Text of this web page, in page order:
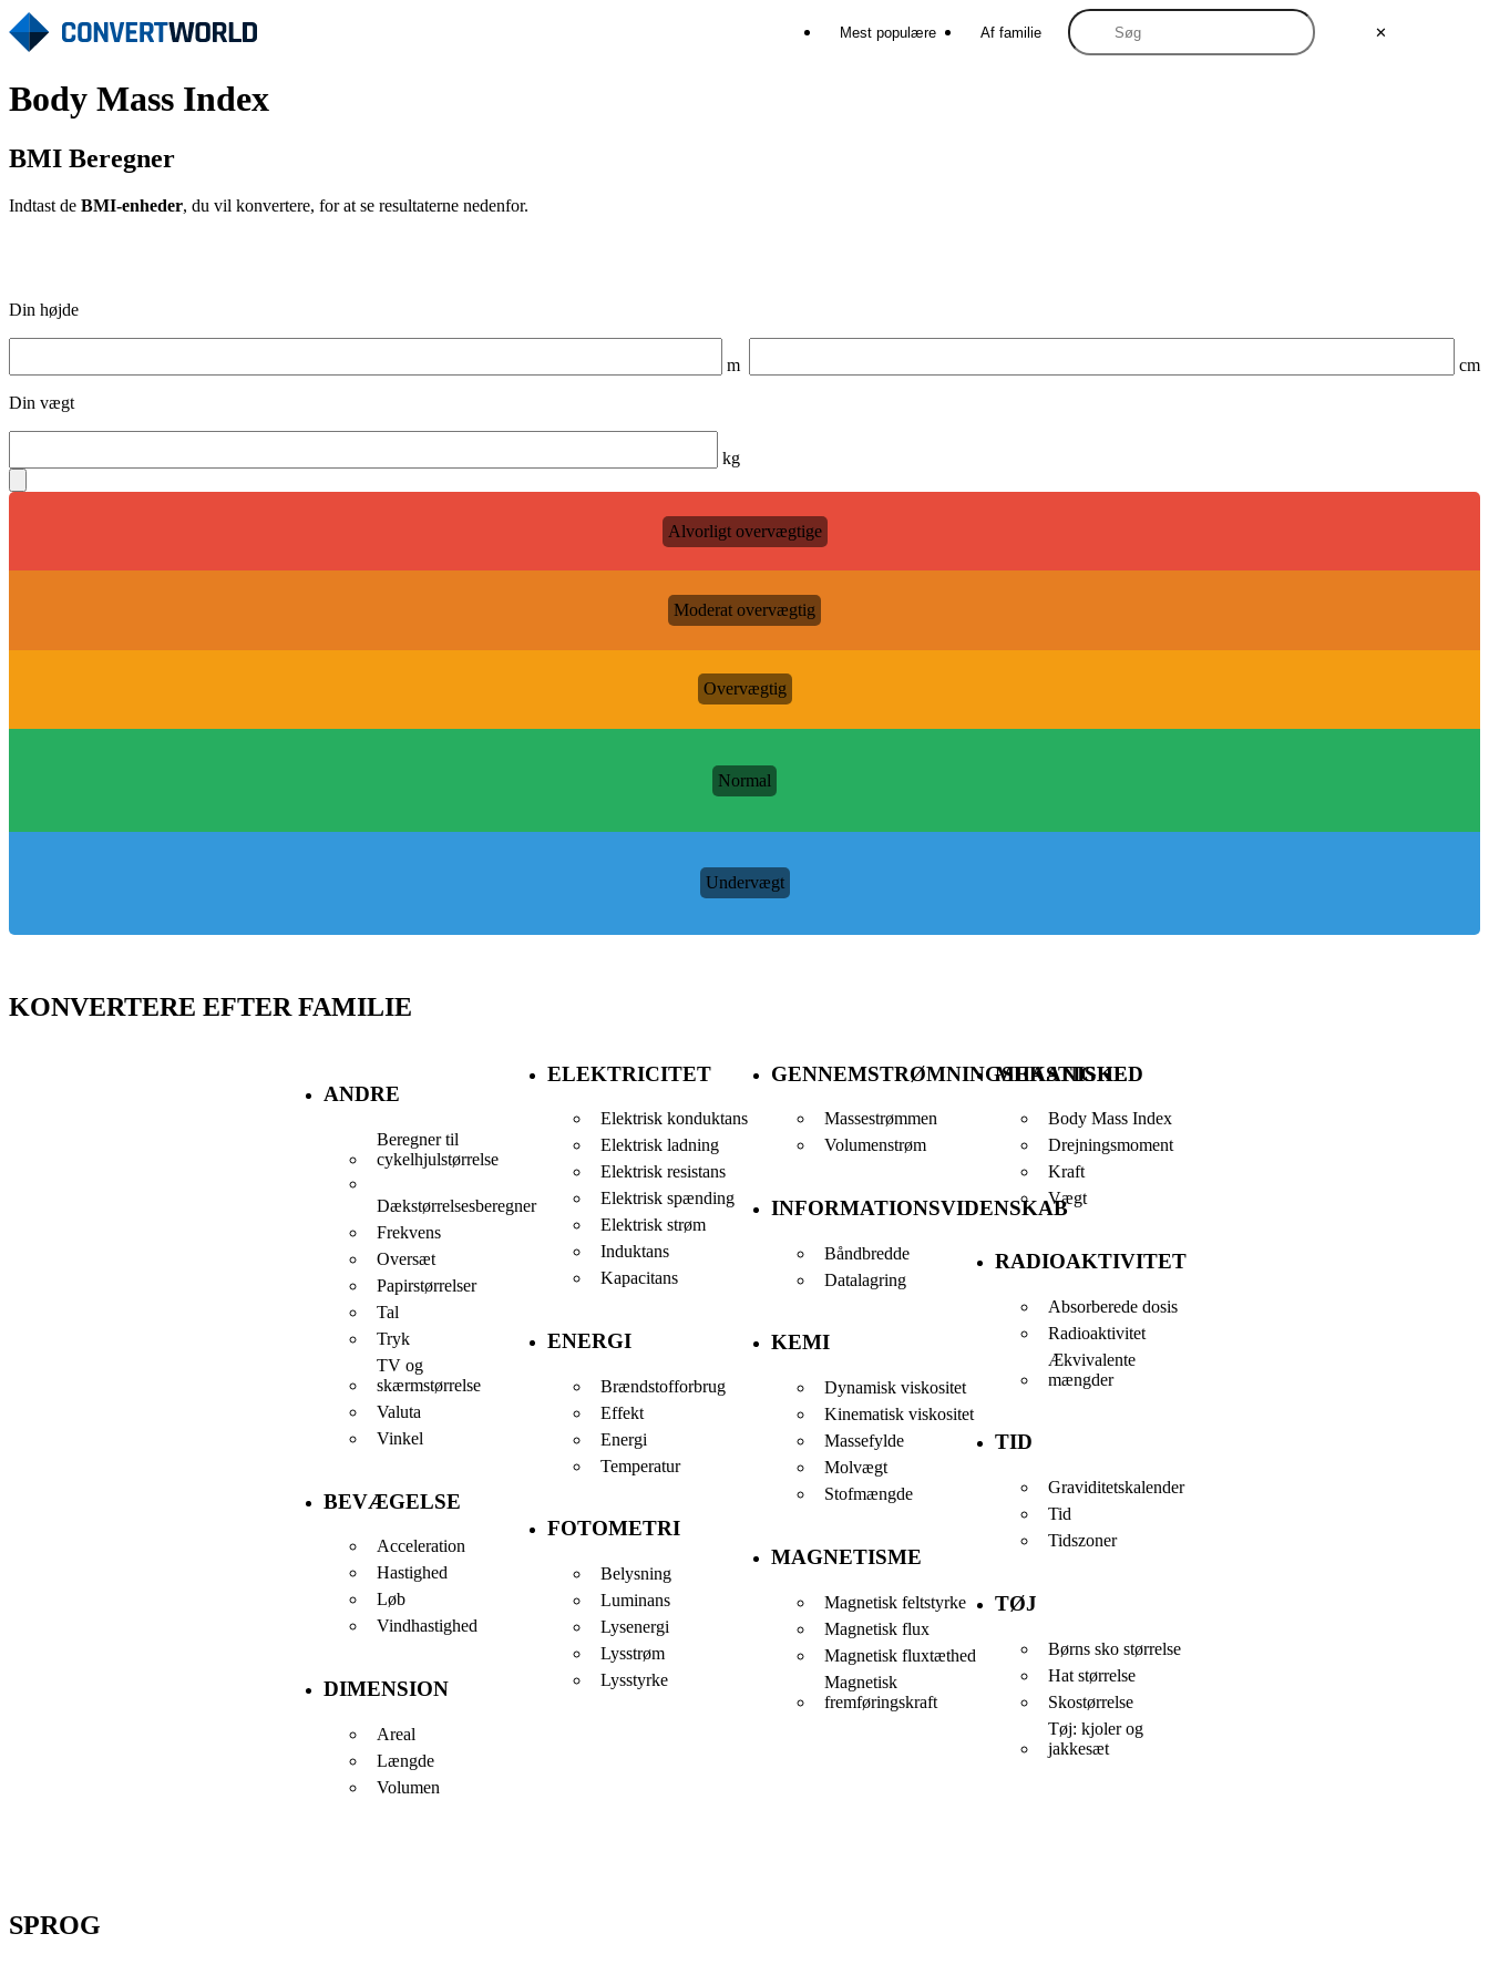
✕
Mest populære Af familie
Body Mass Index
BMI Beregner
Indtast de BMI-enheder, du vil konvertere, for at se resultaterne nedenfor.
Din højde
m
cm
Din vægt
kg
Undervægt
Normal
Overvægtig
Moderat overvægtig
Alvorligt overvægtige
KONVERTERE EFTER FAMILIE
ANDRE
Beregner til
cykelhjulstørrelse
Dækstørrelsesberegner
Frekvens
Oversæt
Papirstørrelser
Tal
Tryk
TV og
skærmstørrelse
Valuta
Vinkel
BEVÆGELSE
Acceleration
Hastighed
Løb
Vindhastighed
DIMENSION
Areal
Længde
Volumen
ELEKTRICITET
Elektrisk konduktans
Elektrisk ladning
Elektrisk resistans
Elektrisk spænding
Elektrisk strøm
Induktans
Kapacitans
ENERGI
Brændstofforbrug
Effekt
Energi
Temperatur
FOTOMETRI
Belysning
Luminans
Lysenergi
Lysstrøm
Lysstyrke
GENNEMSTRØMNINGSHASTIGHED
Massestrømmen
Volumenstrøm
INFORMATIONSVIDENSKAB
Båndbredde
Datalagring
KEMI
Dynamisk viskositet
Kinematisk viskositet
Massefylde
Molvægt
Stofmængde
MAGNETISME
Magnetisk feltstyrke
Magnetisk flux
Magnetisk fluxtæthed
Magnetisk
fremføringskraft
MEKANISKE
Body Mass Index
Drejningsmoment
Kraft
Vægt
RADIOAKTIVITET
Absorberede dosis
Radioaktivitet
Ækvivalente
mængder
TID
Graviditetskalender
Tid
Tidszoner
TØJ
Børns sko størrelse
Hat størrelse
Skostørrelse
Tøj: kjoler og
jakkesæt
SPROG